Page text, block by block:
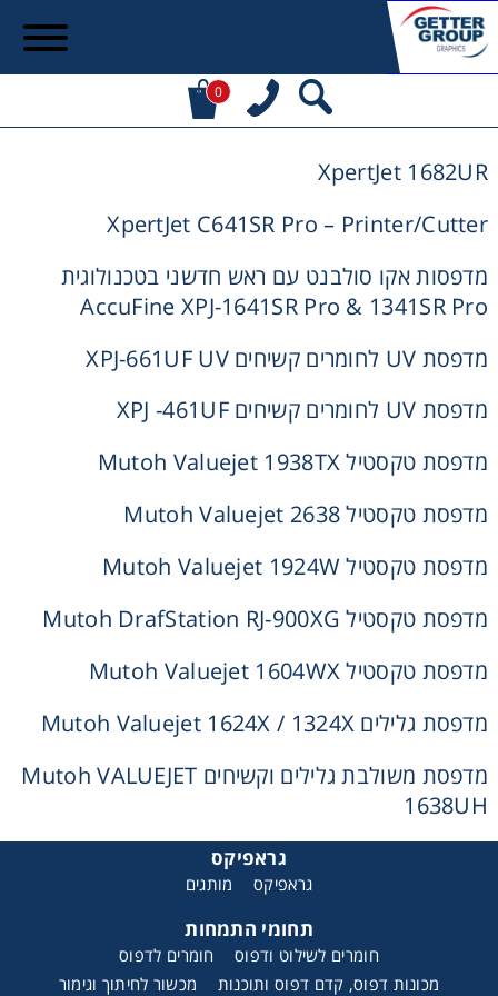
0
XpertJet 1682UR
XpertJet C641SR Pro – Printer/Cutter
מדפסות אקו סולבנט עם ראש חדשני בטכנולוגית
AccuFine XPJ-1641SR Pro & 1341SR Pro
מדפסת UV לחומרים קשיחים XPJ-661UF UV
מדפסת UV לחומרים קשיחים XPJ -461UF
מדפסת טקסטיל Mutoh Valuejet 1938TX
מדפסת טקסטיל Mutoh Valuejet 2638
מדפסת טקסטיל Mutoh Valuejet 1924W
מדפסת טקסטיל Mutoh DrafStation RJ-900XG
מדפסת טקסטיל Mutoh Valuejet 1604WX
מדפסת גלילים Mutoh Valuejet 1624X / 1324X
מדפסת משולבת גלילים וקשיחים Mutoh VALUEJET
1638UH
גראפיקס
גראפיקס מותגים
תחומי התמחות
חומרים לשילוט ודפוס
חומרים לדפוס
מכונות דפוס, קדם דפוס ותוכנות
מכשור לחיתוך וגימור
אני מאשר קבלת חומרים פרסומים מגטר
מעונין לקבל הצעת מחיר או מידע עבור:
חומרי גלם לשילוט